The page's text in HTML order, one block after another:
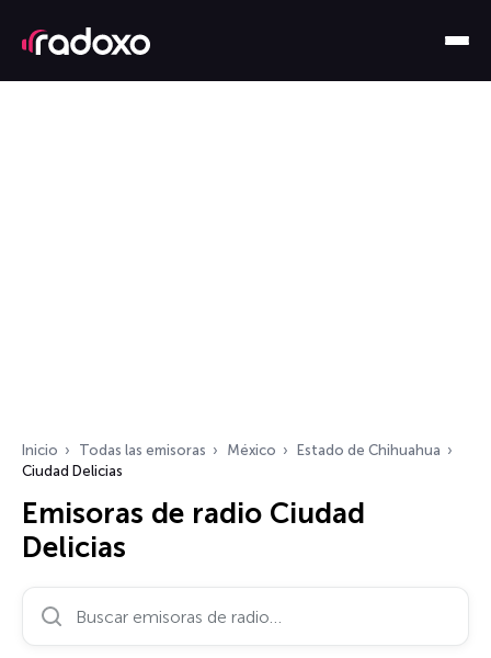
Inicio Todas las emisoras México
Estado de Chihuahua
Ciudad Delicias
Emisoras de radio Ciudad
Delicias
Buscar emisoras de radio…